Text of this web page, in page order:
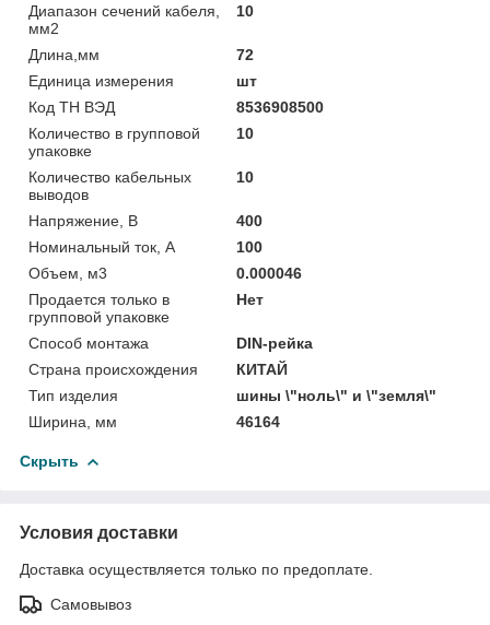
Диапазон сечений кабеля,
мм2
10
Длина,мм
72
Единица измерения
шт
Код ТН ВЭД
8536908500
Количество в групповой
упаковке
10
Количество кабельных
выводов
10
Напряжение, В
400
Номинальный ток, А
100
Объем, м3
0.000046
Продается только в
групповой упаковке
Нет
Способ монтажа
DIN-рейка
Страна происхождения
КИТАЙ
Тип изделия
шины \"ноль\" и \"земля\"
Ширина, мм
46164
Скрыть
Условия доставки
Доставка осуществляется только по предоплате.
Самовывоз